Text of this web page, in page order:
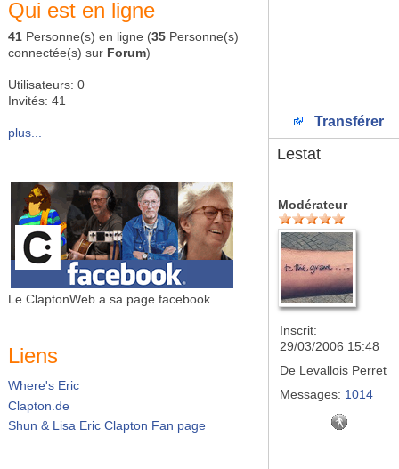
Qui est en ligne
41 Personne(s) en ligne (35 Personne(s)
connectée(s) sur Forum)
Utilisateurs: 0
Invités: 41
plus...
Le ClaptonWeb a sa page facebook
Liens
Where's Eric
Clapton.de
Shun & Lisa Eric Clapton Fan page
Transférer
Lestat
Modérateur
Inscrit:
29/03/2006 15:48
De Levallois Perret
Messages: 1014